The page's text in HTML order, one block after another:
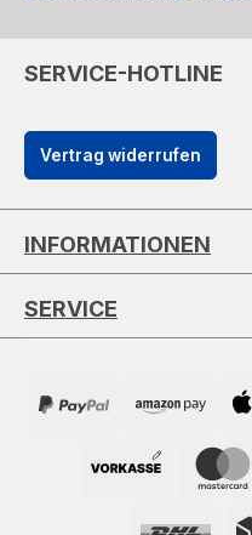
SERVICE-HOTLINE
Vertrag widerrufen
INFORMATIONEN
SERVICE